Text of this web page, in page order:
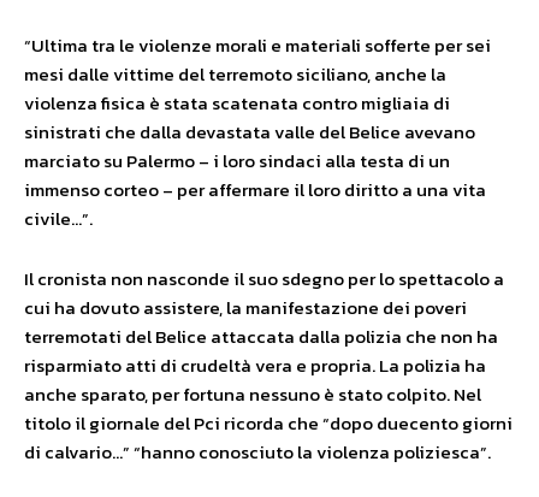
“Ultima tra le violenze morali e materiali sofferte per sei
mesi dalle vittime del terremoto siciliano, anche la
violenza fisica è stata scatenata contro migliaia di
sinistrati che dalla devastata valle del Belice avevano
marciato su Palermo – i loro sindaci alla testa di un
immenso corteo – per affermare il loro diritto a una vita
civile…”.
Il cronista non nasconde il suo sdegno per lo spettacolo a
cui ha dovuto assistere, la manifestazione dei poveri
terremotati del Belice attaccata dalla polizia che non ha
risparmiato atti di crudeltà vera e propria. La polizia ha
anche sparato, per fortuna nessuno è stato colpito. Nel
titolo il giornale del Pci ricorda che “dopo duecento giorni
di calvario…” “hanno conosciuto la violenza poliziesca”.